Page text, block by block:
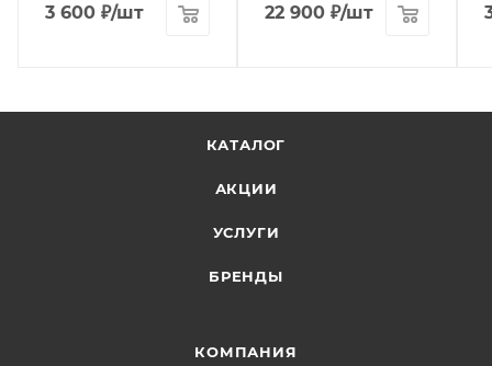
3 600 ₽/шт 22 900 ₽/шт
КАТАЛОГ
АКЦИИ
УСЛУГИ
БРЕНДЫ
КОМПАНИЯ